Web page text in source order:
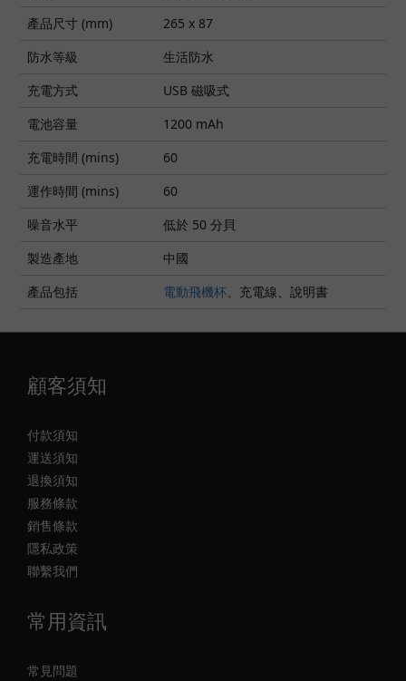
產品尺寸 (mm)
265 x 87
防水等級
生活防水
充電方式
USB 磁吸式
電池容量
1200 mAh
充電時間 (mins)
60
運作時間 (mins)
60
噪音水平
低於 50 分貝
製造產地
中國
產品包括
電動飛機杯、充電線、說明書
顧客須知
付款須知
運送須知
退換須知
服務條款
銷售條款
隱私政策
聯繫我們
常用資訊
常見問題